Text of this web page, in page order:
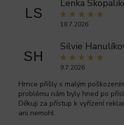
LS
Lenka
18.7.2026
SH
Silvie
9.7.2026
Hrnce přišly s malým
problému nám byly hned po
Děkuji za přístup k vyřízení
ani nemohl.